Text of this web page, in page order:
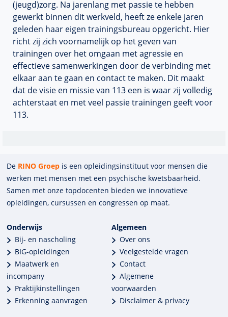
(jeugd)zorg. Na jarenlang met passie te hebben
gewerkt binnen dit werkveld, heeft ze enkele jaren
geleden haar eigen trainingsbureau opgericht. Hier
richt zij zich voornamelijk op het geven van
trainingen over het omgaan met agressie en
effectieve samenwerkingen door de verbinding met
elkaar aan te gaan en contact te maken. Dit maakt
dat de visie en missie van 113 een is waar zij volledig
achterstaat en met veel passie trainingen geeft voor
113.
De RINO Groep is een opleidings­insti­tuut voor mensen die
werken met mensen met een psychische kwets­baar­heid.
Samen met onze top­docenten bieden we innova­tieve
opleidingen, cursussen en congres­sen op maat.
Onderwijs
Bij- en nascholing
BIG-opleidingen
Maatwerk en
incompany
Praktijkinstellingen
Erkenning aanvragen
Algemeen
Over ons
Veelgestelde vragen
Contact
Algemene
voorwaarden
Disclaimer & privacy